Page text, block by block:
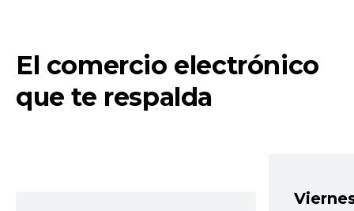
El comercio electrónico
que te respalda